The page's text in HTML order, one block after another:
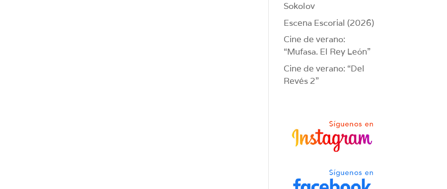
Sokolov
Escena Escorial (2026)
Cine de verano:
“Mufasa. El Rey León”
Cine de verano: “Del
Revés 2”